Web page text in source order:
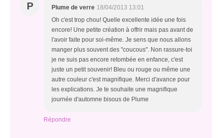
P Plume de verre 18/04/2013 13:01
Oh c'est trop chou! Quelle excellente idée une fois
encore! Une petite création à offrir mais pas avant de
l'avoir faite pour soi-même. Je sens que nous allons
manger plus souvent des "coucous". Non rassure-toi
je ne suis pas encore retombée en enfance, c'est
juste un petit souvenir! Bleu ou rouge ou même une
autre couleur c'est magnifique. Merci d'avance pour
les explications. Je te souhaite une magnifique
journée d'automne bisous de Plume
Répondre